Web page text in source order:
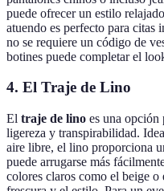
puede ofrecer un estilo
atuendo es perfecto para citas
no se requiere un código de
botines puede completar el
4. El Traje de Lino
El traje de lino es una opción
ligereza y transpirabilidad.
aire libre, el lino proporciona
puede arrugarse más
colores claros como el beige